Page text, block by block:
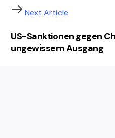
Next Article
US-Sanktionen gegen
ungewissem Ausgang